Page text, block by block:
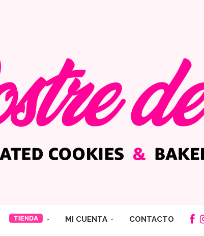
MI CUENTA CONTACTO